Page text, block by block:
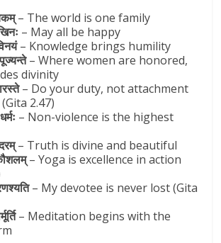
– The world is one family
– May all be happy
– Knowledge brings humility
– Where women are honored,
divinity
– Do your duty, not attachment
2.47)
– Non-violence is the highest
– Truth is divine and beautiful
– Yoga is excellence in action
– My devotee is never lost (Gita
– Meditation begins with the